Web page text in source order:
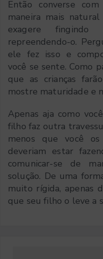
Então converse
maneira mais
exagere
repreendendo-o.
ele fez isso e
você se sente. Como
que as crianças
mostre maturidade e
Apenas aja como
filho faz outra
menos que você
deveriam estar
comunicar-se de
solução. De uma
muito rígida, apenas
que seu filho o leve a